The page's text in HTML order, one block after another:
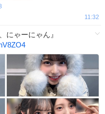
11:32
にゃーにゃん』